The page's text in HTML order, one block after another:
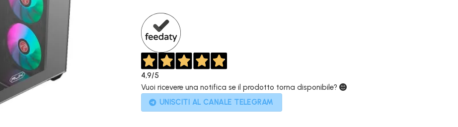
4,9/5
Vuoi ricevere una notifica se il prodotto torna disponibile?
UNISCITI AL CANALE TELEGRAM